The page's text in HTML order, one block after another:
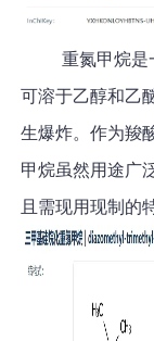
重氮甲烷是
可溶于乙醇和乙
生爆炸。作为羧
甲烷虽然用途广
且需现用现制的